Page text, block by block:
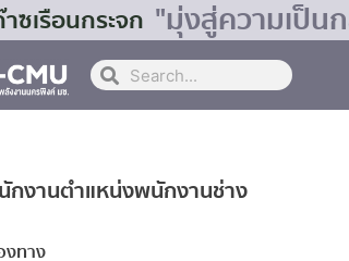
เรือนกระจก "มุ่งสู่ความเป็น
งานตำแหน่งพนักงานช่าง
งทาง